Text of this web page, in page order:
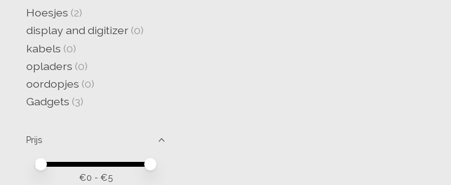
Hoesjes (2)
display and digitizer (0)
kabels (0)
opladers (0)
oordopjes (0)
Gadgets (3)
Prijs
Minimale prijswaarde
Price maximum value
€0 - €5